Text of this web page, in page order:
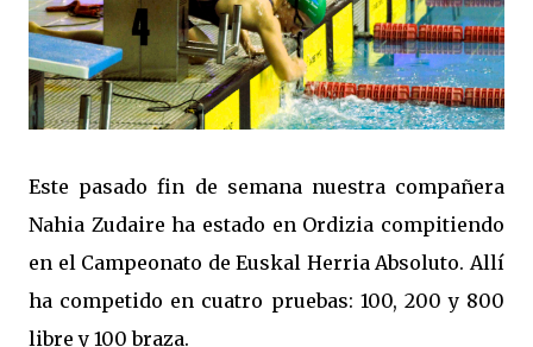
Este pasado fin de semana nuestra compañera
Nahia Zudaire ha estado en Ordizia compitiendo
en el Campeonato de Euskal Herria Absoluto. Allí
ha competido en cuatro pruebas: 100, 200 y 800
libre y 100 braza.